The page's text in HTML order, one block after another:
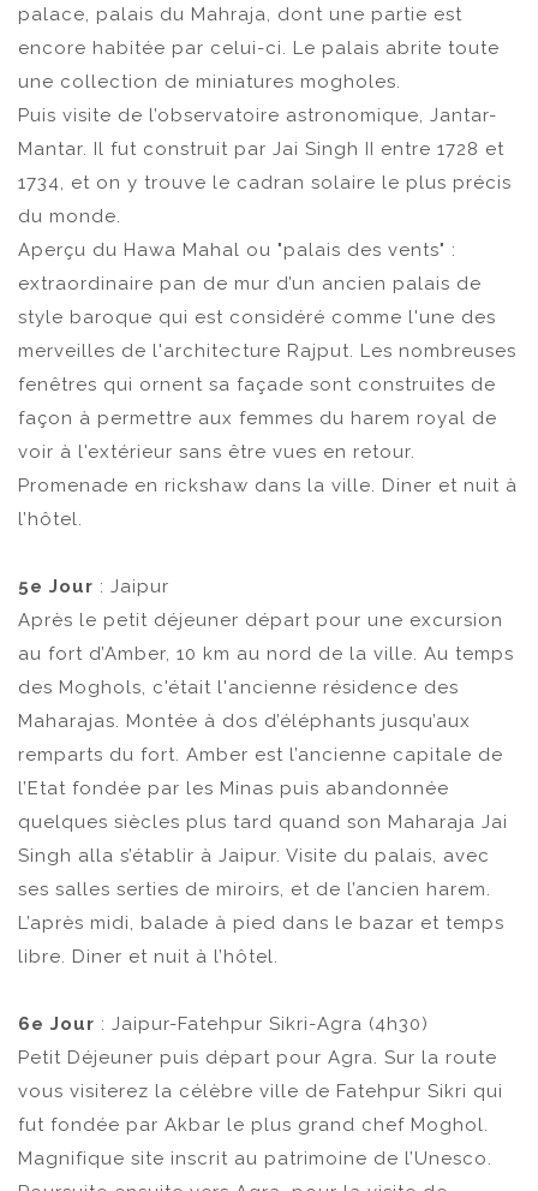
palace, palais du Mahraja, dont une partie est
encore habitée par celui-ci. Le palais abrite toute
une collection de miniatures mogholes.
Puis visite de l’observatoire astronomique, Jantar-
Mantar. Il fut construit par Jai Singh II entre 1728 et
1734, et on y trouve le cadran solaire le plus précis
du monde.
Aperçu du Hawa Mahal ou "palais des vents" :
extraordinaire pan de mur d’un ancien palais de
style baroque qui est considéré comme l'une des
merveilles de l'architecture Rajput. Les nombreuses
fenêtres qui ornent sa façade sont construites de
façon à permettre aux femmes du harem royal de
voir à l'extérieur sans être vues en retour.
Promenade en rickshaw dans la ville. Diner et nuit à
l’hôtel.
5e Jour : Jaipur
Après le petit déjeuner départ pour une excursion
au fort d’Amber, 10 km au nord de la ville. Au temps
des Moghols, c'était l'ancienne résidence des
Maharajas. Montée à dos d’éléphants jusqu’aux
remparts du fort. Amber est l’ancienne capitale de
l’Etat fondée par les Minas puis abandonnée
quelques siècles plus tard quand son Maharaja Jai
Singh alla s’établir à Jaipur. Visite du palais, avec
ses salles serties de miroirs, et de l’ancien harem.
L’après midi, balade à pied dans le bazar et temps
libre. Diner et nuit à l’hôtel.
6e Jour : Jaipur-Fatehpur Sikri-Agra (4h30)
Petit Déjeuner puis départ pour Agra. Sur la route
vous visiterez la célèbre ville de Fatehpur Sikri qui
fut fondée par Akbar le plus grand chef Moghol.
Magnifique site inscrit au patrimoine de l’Unesco.